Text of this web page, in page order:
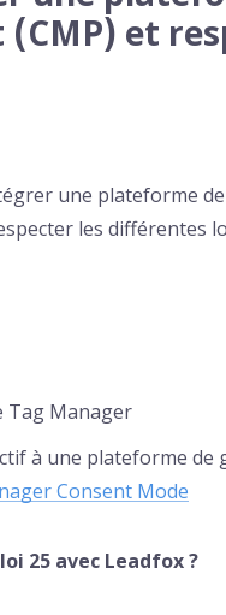
et
une plateforme
les différentes
Tag Manager
à une plateforme de
Consent Mode
25 avec Leadfox ?